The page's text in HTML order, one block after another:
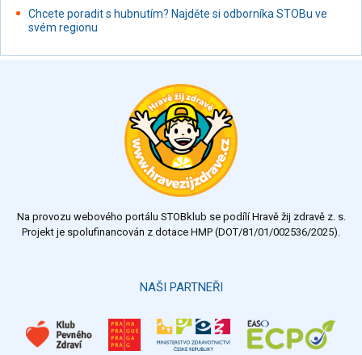
Chcete poradit s hubnutím? Najděte si odborníka STOBu ve
svém regionu
Na provozu webového portálu STOBklub se podílí Hravě žij zdravě z. s.
Projekt je spolufinancován z dotace HMP (DOT/81/01/002536/2025).
NAŠI PARTNEŘI